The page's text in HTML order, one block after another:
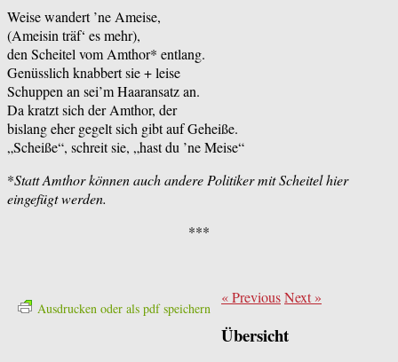
Weise wandert ’ne Ameise,
(Ameisin träf‘ es mehr),
den Scheitel vom Amthor* entlang.
Genüsslich knabbert sie + leise
Schuppen an sei’m Haaransatz an.
Da kratzt sich der Amthor, der
bislang eher gegelt sich gibt auf Geheiße.
„Scheiße“, schreit sie, „hast du ’ne Meise“
*Statt Amthor können auch andere Politiker mit Scheitel hier
eingefügt werden.
***
Ausdrucken oder als pdf speichern
«PreviousNext»
Übersicht